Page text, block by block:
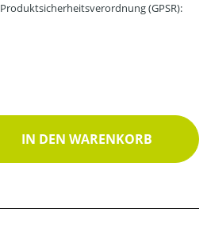
(GPSR):
den gewünschten
IN DEN WARENKORB